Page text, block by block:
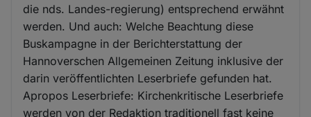
die nds. Landes-regierung) entsprechend erwähnt
werden. Und auch: Welche Beachtung diese
Buskampagne in der Berichterstattung der
Hannoverschen Allgemeinen Zeitung inklusive der
darin veröffentlichten Leserbriefe gefunden hat.
Apropos Leserbriefe: Kirchenkritische Leserbriefe
werden von der Redaktion traditionell fast keine